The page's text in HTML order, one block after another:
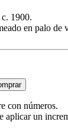
1900.
en palo
con números.
aplicar un